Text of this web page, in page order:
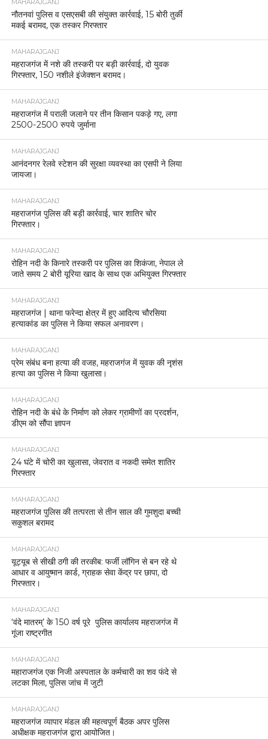
MAHARAJGANJ
नौतनवां पुलिस व एसएसबी की संयुक्त कार्रवाई, 15 बोरी तुर्की
मकई बरामद, एक तस्कर गिरफ्तार
MAHARAJGANJ
महराजगंज में नशे की तस्करी पर बड़ी कार्रवाई, दो युवक
गिरफ्तार, 150 नशीले इंजेक्शन बरामद।
MAHARAJGANJ
महराजगंज में पराली जलाने पर तीन किसान पकड़े गए, लगा
2500-2500 रुपये जुर्माना
MAHARAJGANJ
आनंदनगर रेलवे स्टेशन की सुरक्षा व्यवस्था का एसपी ने लिया
जायजा।
MAHARAJGANJ
महराजगंज पुलिस की बड़ी कार्रवाई, चार शातिर चोर
गिरफ्तार।
MAHARAJGANJ
रोहिन नदी के किनारे तस्करी पर पुलिस का शिकंजा, नेपाल ले
जाते समय 2 बोरी यूरिया खाद के साथ एक अभियुक्त गिरफ्तार
MAHARAJGANJ
महराजगंज | थाना फरेन्दा क्षेत्र में हुए आदित्य चौरसिया
हत्याकांड का पुलिस ने किया सफल अनावरण।
MAHARAJGANJ
प्रेम संबंध बना हत्या की वजह, महराजगंज में युवक की नृशंस
हत्या का पुलिस ने किया खुलासा।
MAHARAJGANJ
रोहिन नदी के बंधे के निर्माण को लेकर ग्रामीणों का प्रदर्शन,
डीएम को सौंपा ज्ञापन
MAHARAJGANJ
24 घंटे में चोरी का खुलासा, जेवरात व नकदी समेत शातिर
गिरफ्तार
MAHARAJGANJ
महराजगंज पुलिस की तत्परता से तीन साल की गुमशुदा बच्ची
सकुशल बरामद
MAHARAJGANJ
यूट्यूब से सीखी ठगी की तरकीब: फर्जी लॉगिन से बन रहे थे
आधार व आयुष्मान कार्ड, ग्राहक सेवा केंद्र पर छापा, दो
गिरफ्तार।
MAHARAJGANJ
‘वंदे मातरम्’ के 150 वर्ष पूरे पुलिस कार्यालय महराजगंज में
गूंजा राष्ट्रगीत
MAHARAJGANJ
महाराजगंज एक निजी अस्पताल के कर्मचारी का शव फंदे से
लटका मिला, पुलिस जांच में जुटी
MAHARAJGANJ
महराजगंज व्यापार मंडल की महत्वपूर्ण बैठक अपर पुलिस
अधीक्षक महराजगंज द्वारा आयोजित।